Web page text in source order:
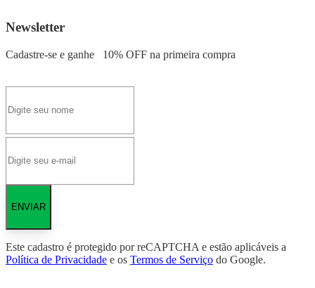
Newsletter
Cadastre-se e ganhe 10% OFF na primeira compra
ENVIAR
Este cadastro é protegido por reCAPTCHA e estão aplicáveis a
Política de Privacidade e os Termos de Serviço do Google.